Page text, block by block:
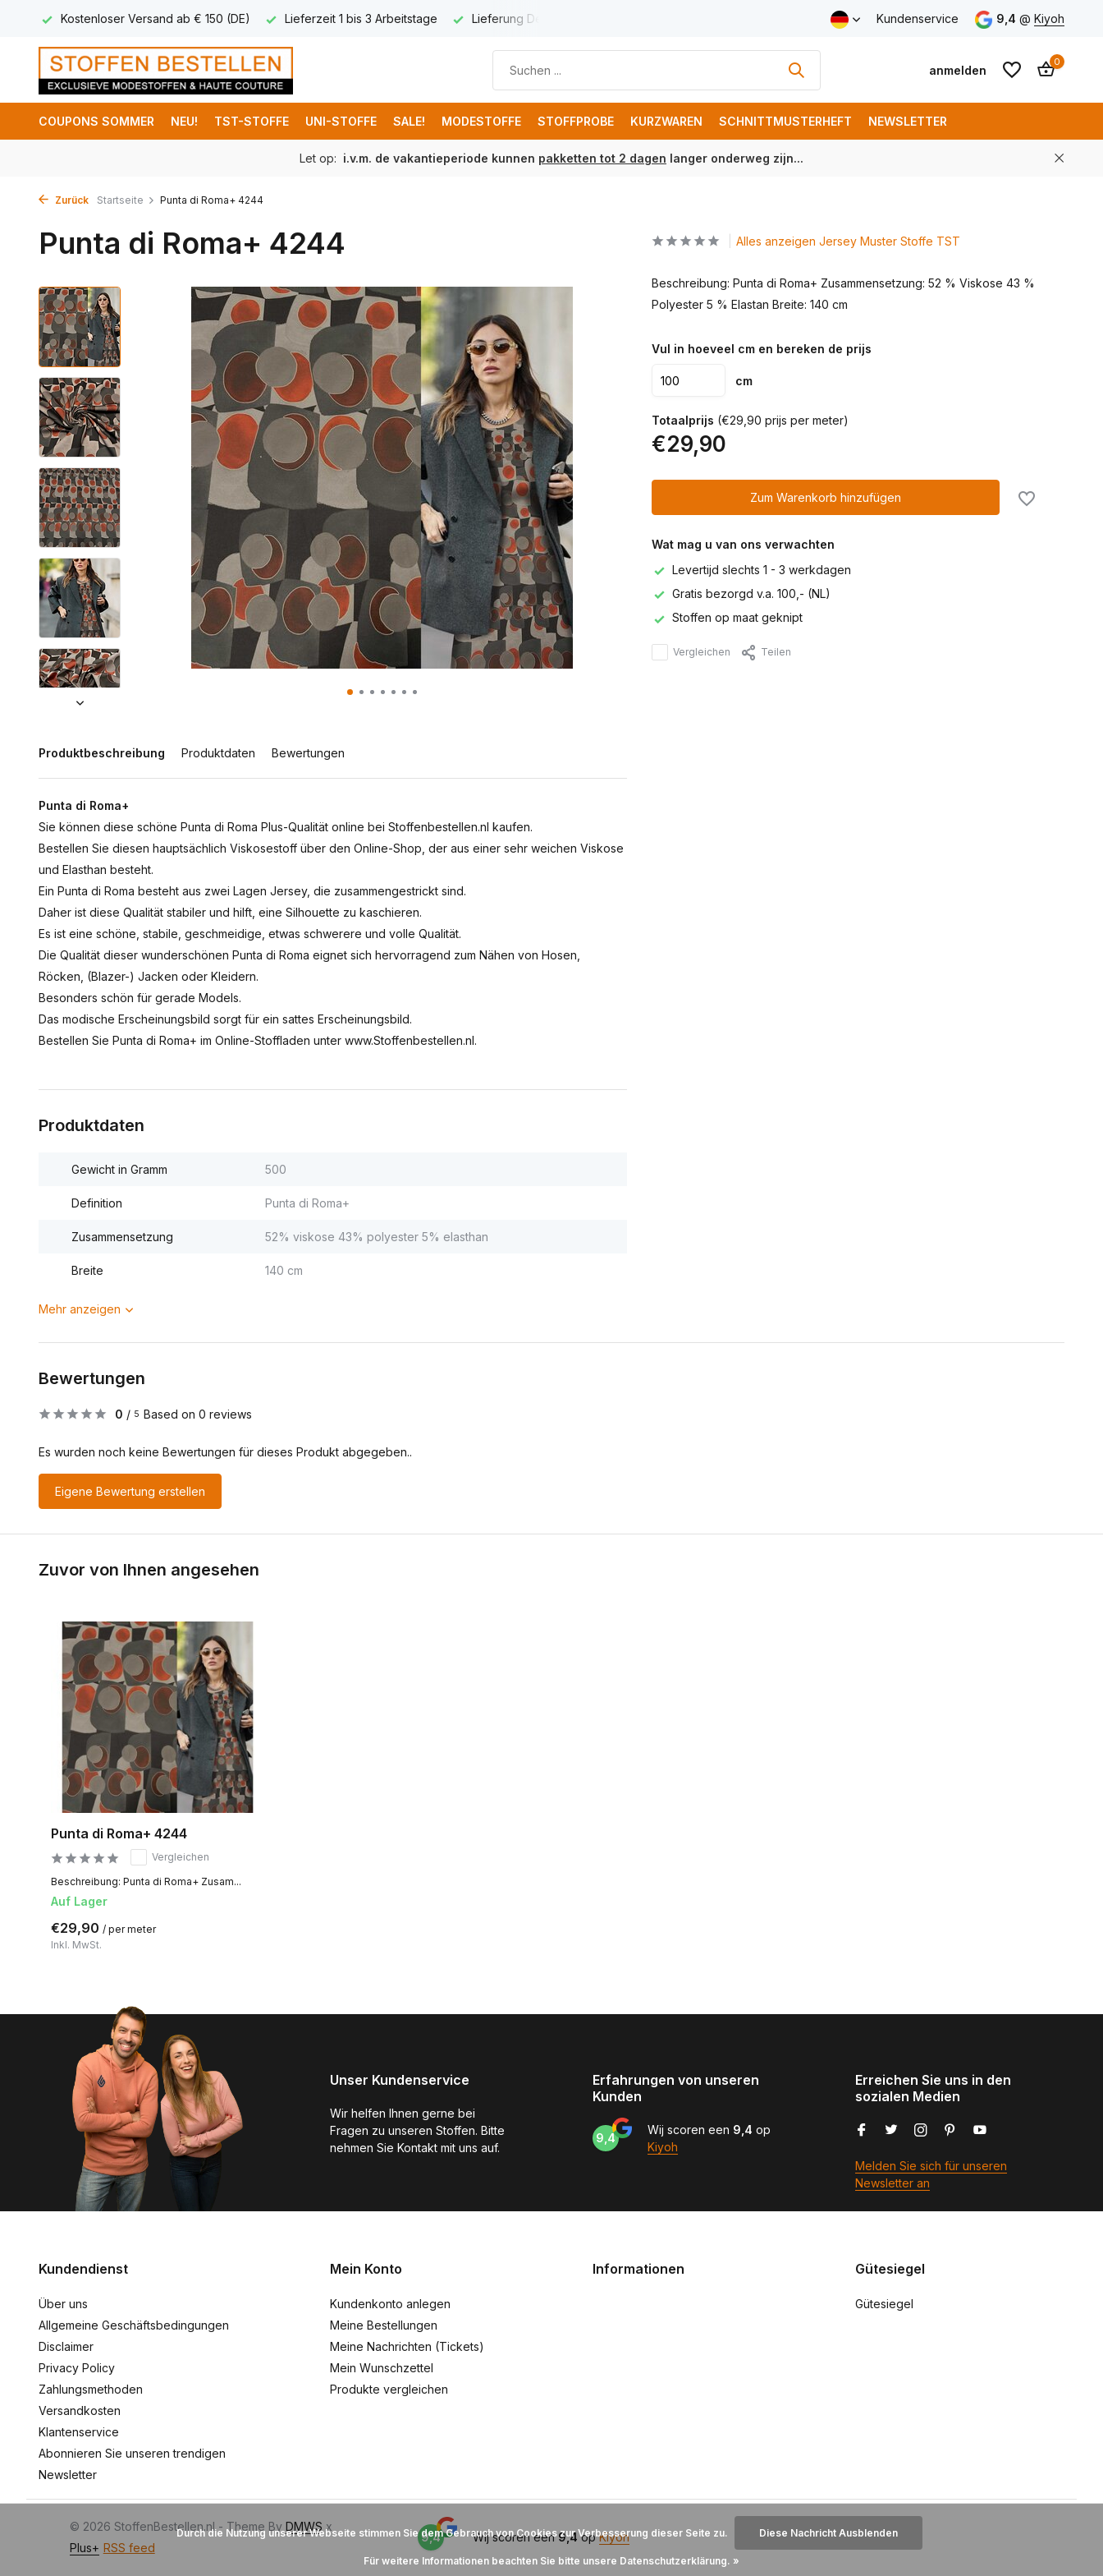
ab € 150 (DE) Lieferzeit 1 bis 3 Arbeitstage Lieferung Deutschland € 8,95 Kostenloser Versand ab € 150 (DE) Kundenservice 9,4 @ Kiyoh
anmelden
anlegen
0
COUPONS SOMMER NEU! TST-STOFFE UNI-STOFFE SALE! MODESTOFFE STOFFPROBE KURZWAREN SCHNITTMUSTERHEFT NEWSLETTER
Let op: i.v.m. de vakantieperiode kunnen pakketten tot 2 dagen langer onderweg zijn...
Zurück Startseite Punta di Roma+ 4244
Punta di Roma+ 4244
Produktbeschreibung Produktdaten Bewertungen
Punta di Roma+
Sie können diese schöne Punta di Roma Plus-Qualität online bei Stoffenbestellen.nl kaufen.
Bestellen Sie diesen hauptsächlich Viskosestoff über den Online-Shop, der aus einer sehr weichen Viskose
und Elasthan besteht.
Ein Punta di Roma besteht aus zwei Lagen Jersey, die zusammengestrickt sind.
Daher ist diese Qualität stabiler und hilft, eine Silhouette zu kaschieren.
Es ist eine schöne, stabile, geschmeidige, etwas schwerere und volle Qualität.
Die Qualität dieser wunderschönen Punta di Roma eignet sich hervorragend zum Nähen von Hosen,
Röcken, (Blazer-) Jacken oder Kleidern.
Besonders schön für gerade Models.
Das modische Erscheinungsbild sorgt für ein sattes Erscheinungsbild.
Bestellen Sie Punta di Roma+ im Online-Stoffladen unter www.Stoffenbestellen.nl.
Produktdaten
Gewicht in Gramm 500
Definition Punta di Roma+
Zusammensetzung 52% viskose 43% polyester 5% elasthan
Breite 140 cm
Mehr anzeigen
Alles anzeigen Jersey Muster Stoffe TST
Beschreibung: Punta di Roma+ Zusammensetzung: 52 % Viskose 43 %
Polyester 5 % Elastan Breite: 140 cm
Vul in hoeveel cm en bereken de prijs
cm
Totaalprijs (€29,90 prijs per meter)
€29,90
Zum Warenkorb hinzufügen
Wat mag u van ons verwachten
Levertijd slechts 1 - 3 werkdagen
Gratis bezorgd v.a. 100,- (NL)
Stoffen op maat geknipt
Vergleichen Teilen
Bewertungen
0 / 5 Based on 0 reviews
Es wurden noch keine Bewertungen für dieses Produkt abgegeben..
Eigene Bewertung erstellen
Zuvor von Ihnen angesehen
Punta di Roma+ 4244
Vergleichen
Beschreibung: Punta di Roma+ Zusam...
Auf Lager
€29,90 / per meter
Inkl. MwSt.
Unser Kundenservice
Wir helfen Ihnen gerne bei
Fragen zu unseren Stoffen. Bitte
nehmen Sie Kontakt mit uns auf.
Erfahrungen von unseren
Kunden
9,4
Wij scoren een 9,4 op
Kiyoh
Erreichen Sie uns in den
sozialen Medien
Melden Sie sich für unseren
Newsletter an
Kundendienst
Über uns
Allgemeine Geschäftsbedingungen
Disclaimer
Privacy Policy
Zahlungsmethoden
Versandkosten
Klantenservice
Abonnieren Sie unseren trendigen
Newsletter
Mein Konto
Kundenkonto anlegen
Meine Bestellungen
Meine Nachrichten (Tickets)
Mein Wunschzettel
Produkte vergleichen
Informationen Gütesiegel
Gütesiegel
© 2026 StoffenBestellen.nl - Theme By DMWS x
Plus+ RSS feed
9,4 Wij scoren een9,4opKiyoh
Durch die Nutzung unserer Webseite stimmen Sie dem Gebrauch von Cookies zur Verbesserung dieser Seite zu. Diese Nachricht Ausblenden
Für weitere Informationen beachten Sie bitte unsere Datenschutzerklärung. »